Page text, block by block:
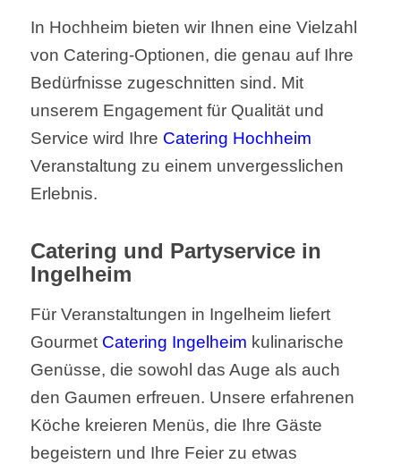
In Hochheim bieten wir Ihnen eine Vielzahl
von Catering-Optionen, die genau auf Ihre
Bedürfnisse zugeschnitten sind. Mit
unserem Engagement für Qualität und
Service wird Ihre Catering Hochheim
Veranstaltung zu einem unvergesslichen
Erlebnis.
Catering und Partyservice in
Ingelheim
Für Veranstaltungen in Ingelheim liefert
Gourmet Catering Ingelheim kulinarische
Genüsse, die sowohl das Auge als auch
den Gaumen erfreuen. Unsere erfahrenen
Köche kreieren Menüs, die Ihre Gäste
begeistern und Ihre Feier zu etwas